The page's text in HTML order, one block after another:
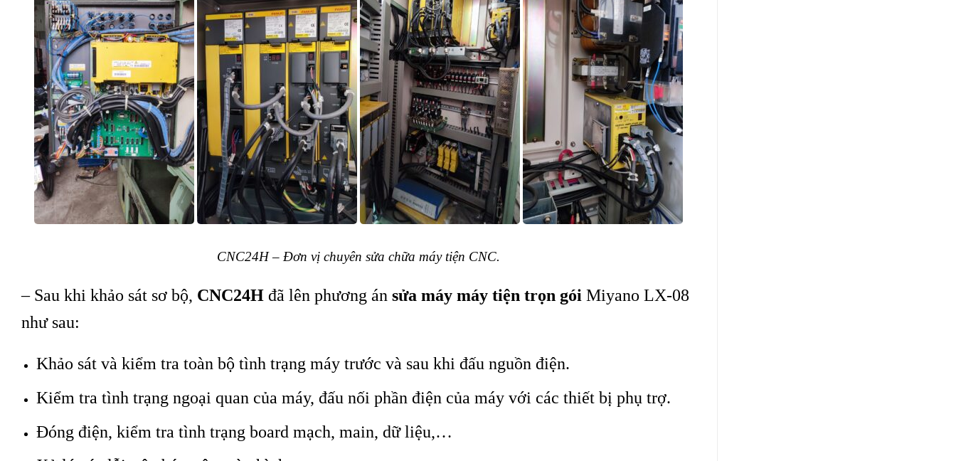
CNC24H – Đơn vị chuyên sửa chữa máy tiện CNC.
– Sau khi khảo sát sơ bộ, CNC24H đã lên phương án sửa máy máy tiện trọn gói Miyano LX-08
như sau:
Khảo sát và kiểm tra toàn bộ tình trạng máy trước và sau khi đấu nguồn điện.
Kiểm tra tình trạng ngoại quan của máy, đấu nối phần điện của máy với các thiết bị phụ trợ.
Đóng điện, kiểm tra tình trạng board mạch, main, dữ liệu,…